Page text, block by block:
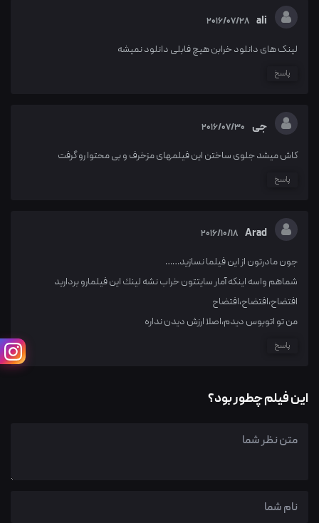
ali
2016/07/28
لینک های دانلود خرابن هیچ فابلی دانلود نمیشه
پاسخ
جی 2016/07/30
کاش میشد جلوی ساختن این فیلمهای مزخرف و بی محتوا رو گرفت
پاسخ
Arad
2016/10/18
جون مادرتون از اين فيلما نسازيد……
شماهم واسه اينكه آمار سايتتون خراب نشه لينك اين فيلمارو برداريد
افتضاح،افتضاح،افتضاح
من تو اتوبوس ديدم،اصلا ارزش ديدن نداره
پاسخ
این فیلم چطور بود؟